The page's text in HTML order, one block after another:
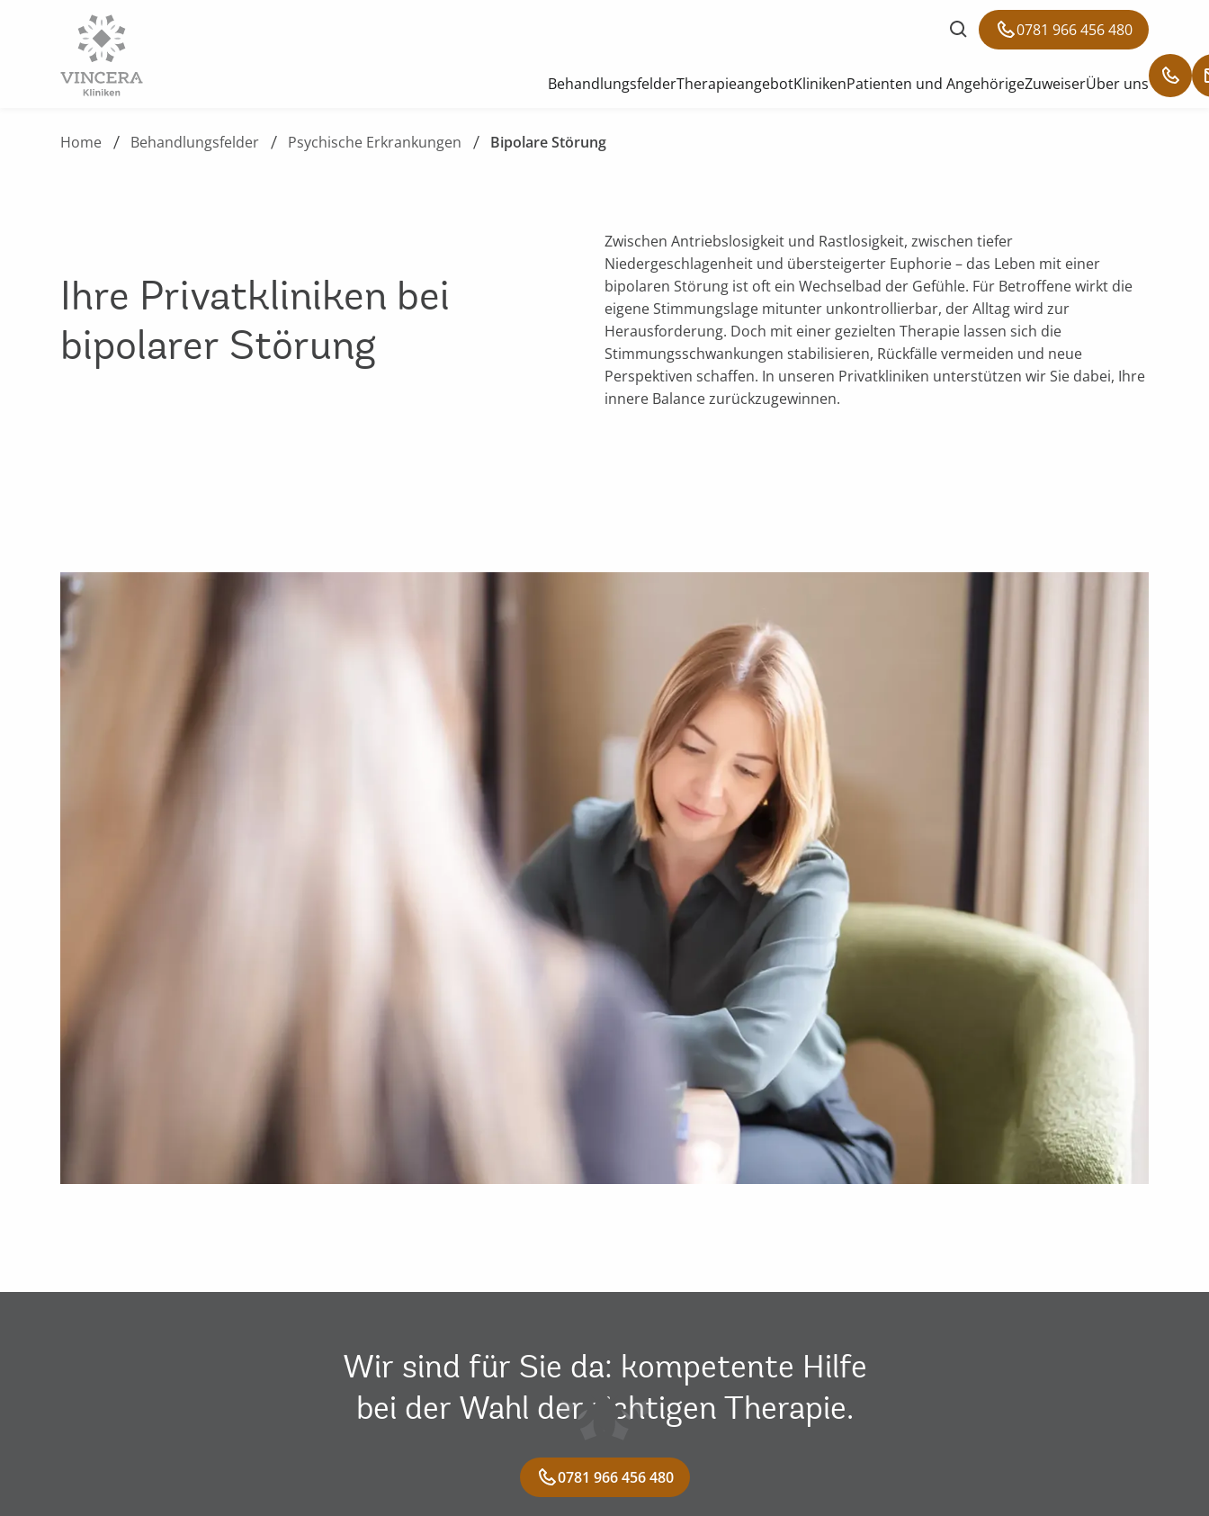
0781 966 456 480
BehandlungsfelderTherapieangebotKlinikenPatienten und AngehörigeZuweiserÜber uns
Home Behandlungsfelder Psychische Erkrankungen Bipolare Störung
Ihre Privatkliniken bei
bipolarer Störung
Zwischen Antriebslosigkeit und Rastlosigkeit, zwischen tiefer
Niedergeschlagenheit und übersteigerter Euphorie – das Leben mit einer
bipolaren Störung ist oft ein Wechselbad der Gefühle. Für Betroffene wirkt die
eigene Stimmungslage mitunter unkontrollierbar, der Alltag wird zur
Herausforderung. Doch mit einer gezielten Therapie lassen sich die
Stimmungsschwankungen stabilisieren, Rückfälle vermeiden und neue
Perspektiven schaffen. In unseren Privatkliniken unterstützen wir Sie dabei, Ihre
innere Balance zurückzugewinnen.
Wir sind für Sie da: kompetente Hilfe
bei der Wahl der richtigen Therapie.
0781 966 456 480